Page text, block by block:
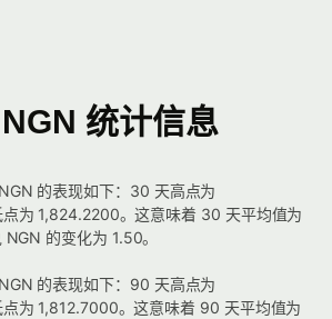
统计信息
的表现如下：30 天高点为
为 1,824.2200。这意味着 30 天平均值为
的变化为 1.50。
的表现如下：90 天高点为
为 1,812.7000。这意味着 90 天平均值为